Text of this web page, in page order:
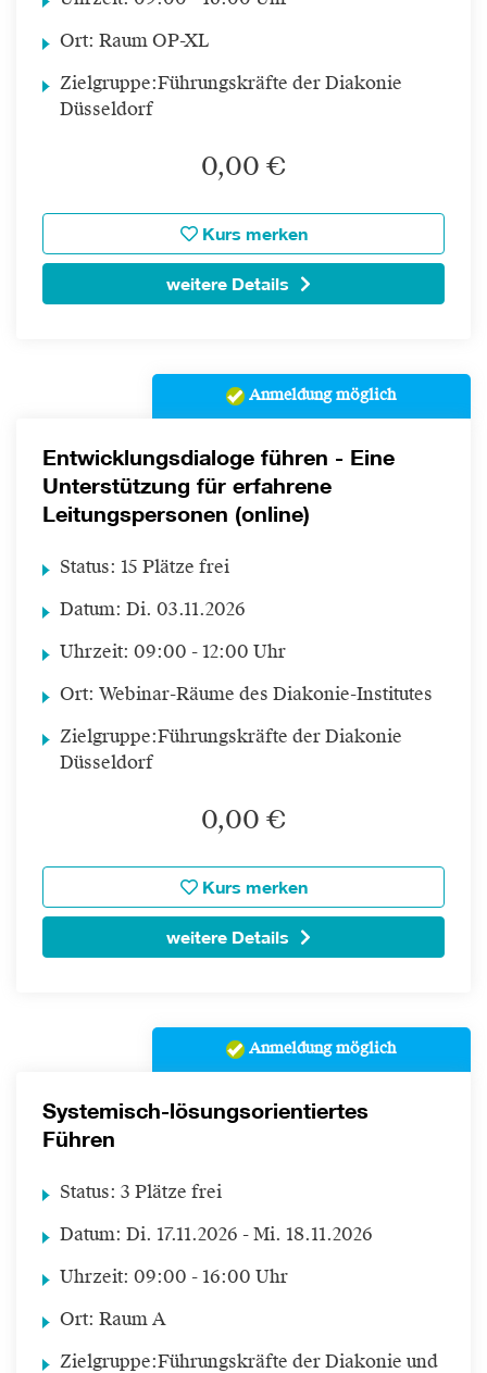
Ort: Raum OP-XL
Zielgruppe:Führungskräfte der Diakonie
Düsseldorf
0,00 €
Kurs merken
weitere Details
Anmeldung möglich
Entwicklungsdialoge führen - Eine
Unterstützung für erfahrene
Leitungspersonen (online)
Status: 15 Plätze frei
Datum: Di. 03.11.2026
Uhrzeit: 09:00 - 12:00 Uhr
Ort: Webinar-Räume des Diakonie-Institutes
Zielgruppe:Führungskräfte der Diakonie
Düsseldorf
0,00 €
Kurs merken
weitere Details
Anmeldung möglich
Systemisch-lösungsorientiertes
Führen
Status: 3 Plätze frei
Datum: Di. 17.11.2026 - Mi. 18.11.2026
Uhrzeit: 09:00 - 16:00 Uhr
Ort: Raum A
Zielgruppe:Führungskräfte der Diakonie und